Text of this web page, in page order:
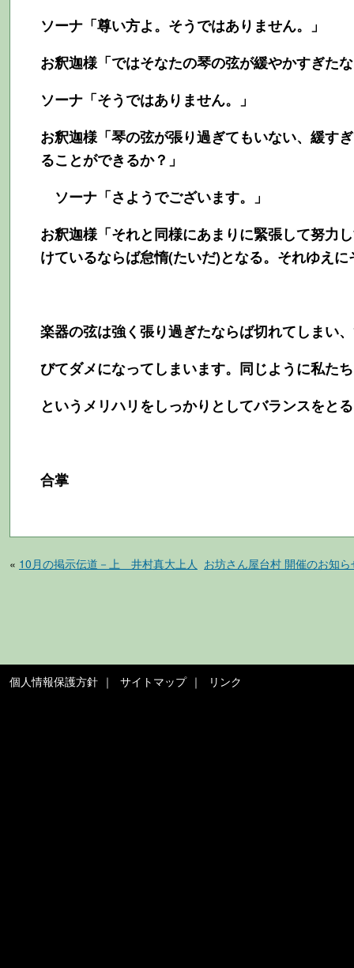
ソーナ「尊い方よ。そうではありません。」
お釈迦様「ではそなたの琴の弦が緩やかすぎた
ソーナ「そうではありません。」
お釈迦様「琴の弦が張り過ぎてもいない、緩す
ることができるか？」
ソーナ「さようでございます。」
お釈迦様「それと同様にあまりに緊張して努力
けているならば怠惰(たいだ)となる。それゆえ
楽器の弦は強く張り過ぎたならば切れてしまい
びてダメになってしまいます。同じように私た
というメリハリをしっかりとしてバランスをと
合掌
« 10月の掲示伝道－上 井村真大上人 お坊さん屋台村 開催のお知ら
個人情報保護方針 サイトマップ リンク